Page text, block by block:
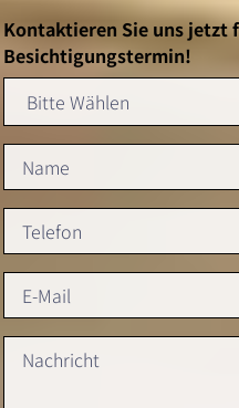
Kontaktieren Sie uns jetzt
Besichtigungstermin!